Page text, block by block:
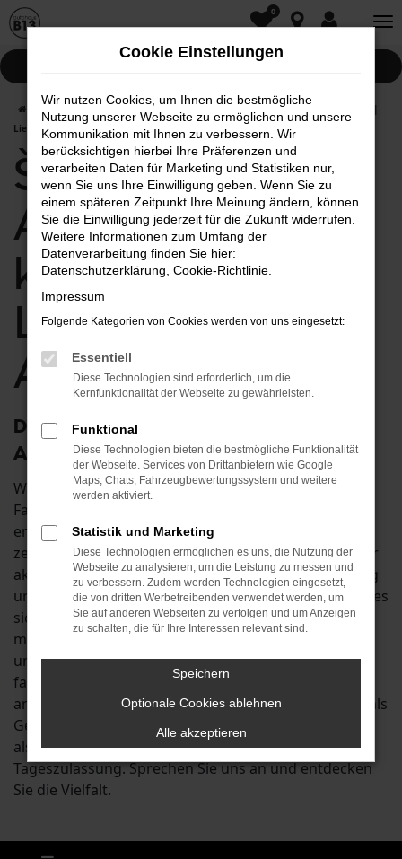
Zum
0
Škoda
Škoda Rapid in Aichach günstig kaufen |
Lieferservice nach Aichach
Škoda Rapid in
Aichach günstig
kaufen |
Lieferservice nach
Aichach
Der Škoda Rapid: wie geschaffen für
Aichach
Wenn Sie auf der Suche nach einem passenden
Fahrzeug für Fahrten in und um Aichach sind,
empfehlen wir Ihnen den Škoda Rapid. Das Modell
zeichnet sich sowohl in der vorherigen als auch in der
aktuellen Generation durch seine solide Verarbeitung
und die herausragende Qualität aus. Zudem handelt es
sich um ein Fahrzeug für echte Individualisten, denn
mit kaum einem anderen Auto lässt sich in so vielen
unterschiedlichen Ausstattungen durch Aichach
fahren wie mit dem Škoda Rapid. In Ihrem Autohaus
an der B13 erhalten Sie diesen Traumwagen sowohl als
Gebraucht- und Jahreswagen zu Top-Preisen als auch
als günstigen Neuwagen oder als clevere
Tageszulassung. Sprechen Sie uns an und entdecken
Sie die Vielfalt.
Cookie Einstellungen
Wir nutzen Cookies, um Ihnen die bestmögliche
Nutzung unserer Webseite zu ermöglichen und unsere
Kommunikation mit Ihnen zu verbessern. Wir
berücksichtigen hierbei Ihre Präferenzen und
verarbeiten Daten für Marketing und Statistiken nur,
wenn Sie uns Ihre Einwilligung geben. Wenn Sie zu
einem späteren Zeitpunkt Ihre Meinung ändern, können
Sie die Einwilligung jederzeit für die Zukunft widerrufen.
Weitere Informationen zum Umfang der
Datenverarbeitung finden Sie hier:
Datenschutzerklärung Cookie-Richtlinie
Impressum
Folgende Kategorien von Cookies werden von uns eingesetzt:
Essentiell
Diese Technologien sind erforderlich, um die
Kernfunktionalität der Webseite zu gewährleisten.
Funktional
Diese Technologien bieten die bestmögliche Funktionalität
der Webseite. Services von Drittanbietern wie Google
Maps, Chats, Fahrzeugbewertungssystem und weitere
werden aktiviert.
Statistik und Marketing
Diese Technologien ermöglichen es uns, die Nutzung der
Webseite zu analysieren, um die Leistung zu messen und
zu verbessern. Zudem werden Technologien eingesetzt,
die von dritten Werbetreibenden verwendet werden, um
Sie auf anderen Webseiten zu verfolgen und um Anzeigen
zu schalten, die für Ihre Interessen relevant sind.
Speichern
Optionale Cookies ablehnen
Alle akzeptieren